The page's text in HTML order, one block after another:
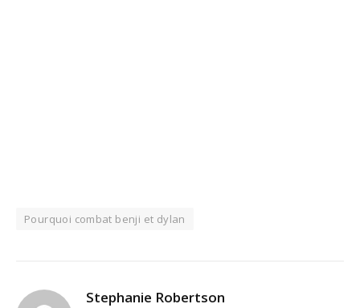
Pourquoi combat benji et dylan
Stephanie Robertson